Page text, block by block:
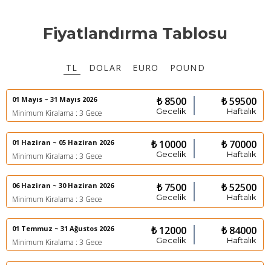
Fiyatlandırma Tablosu
TL DOLAR EURO POUND
01 Mayıs ~ 31 Mayıs 2026
Minimum Kiralama : 3 Gece
₺ 8500
Gecelik
₺ 59500
Haftalık
01 Haziran ~ 05 Haziran 2026
Minimum Kiralama : 3 Gece
₺ 10000
Gecelik
₺ 70000
Haftalık
06 Haziran ~ 30 Haziran 2026
Minimum Kiralama : 3 Gece
₺ 7500
Gecelik
₺ 52500
Haftalık
01 Temmuz ~ 31 Ağustos 2026
Minimum Kiralama : 3 Gece
₺ 12000
Gecelik
₺ 84000
Haftalık